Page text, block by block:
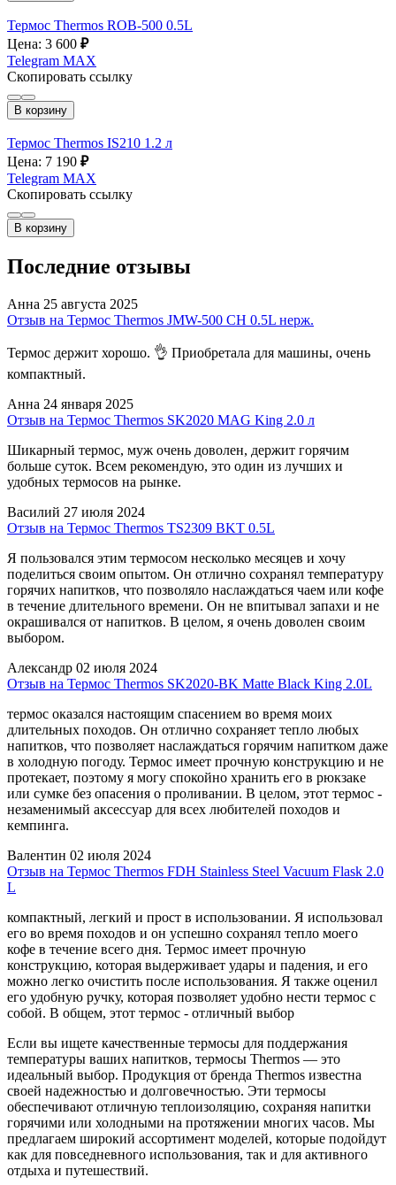
Термос Thermos ROB-500 0.5L
Цена: 3 600 ₽
Telegram MAX
Скопировать ссылку
В корзину
Термос Thermos IS210 1.2 л
Цена: 7 190 ₽
Telegram MAX
Скопировать ссылку
В корзину
Последние отзывы
Анна 25 августа 2025
Отзыв на Термос Thermos JMW-500 CH 0.5L нерж.
Термос держит хорошо. 👌 Приобретала для машины, очень
компактный.
Анна 24 января 2025
Отзыв на Термос Thermos SK2020 MAG King 2.0 л
Шикарный термос, муж очень доволен, держит горячим
больше суток. Всем рекомендую, это один из лучших и
удобных термосов на рынке.
Василий 27 июля 2024
Отзыв на Термос Thermos TS2309 BKT 0.5L
Я пользовался этим термосом несколько месяцев и хочу
поделиться своим опытом. Он отлично сохранял температуру
горячих напитков, что позволяло наслаждаться чаем или кофе
в течение длительного времени. Он не впитывал запахи и не
окрашивался от напитков. В целом, я очень доволен своим
выбором.
Александр 02 июля 2024
Отзыв на Термос Thermos SK2020-BK Matte Black King 2.0L
термос оказался настоящим спасением во время моих
длительных походов. Он отлично сохраняет тепло любых
напитков, что позволяет наслаждаться горячим напитком даже
в холодную погоду. Термос имеет прочную конструкцию и не
протекает, поэтому я могу спокойно хранить его в рюкзаке
или сумке без опасения о проливании. В целом, этот термос -
незаменимый аксессуар для всех любителей походов и
кемпинга.
Валентин 02 июля 2024
Отзыв на Термос Thermos FDH Stainless Steel Vacuum Flask 2.0
L
компактный, легкий и прост в использовании. Я использовал
его во время походов и он успешно сохранял тепло моего
кофе в течение всего дня. Термос имеет прочную
конструкцию, которая выдерживает удары и падения, и его
можно легко очистить после использования. Я также оценил
его удобную ручку, которая позволяет удобно нести термос с
собой. В общем, этот термос - отличный выбор
Если вы ищете качественные термосы для поддержания
температуры ваших напитков, термосы Thermos — это
идеальный выбор. Продукция от бренда Thermos известна
своей надежностью и долговечностью. Эти термосы
обеспечивают отличную теплоизоляцию, сохраняя напитки
горячими или холодными на протяжении многих часов. Мы
предлагаем широкий ассортимент моделей, которые подойдут
как для повседневного использования, так и для активного
отдыха и путешествий.